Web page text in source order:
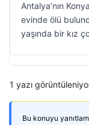
Antalya’nın
evinde ölü
yaşında bir kız
1 yazı
Bu konuyu